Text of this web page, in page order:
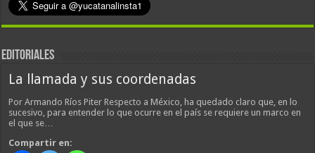
EDITORIALES
La llamada y sus coordenadas
Por Armando Ríos Piter Respecto a México, ha quedado claro que, en lo
sucesivo, para entender lo que ocurre en el país se requiere un marco en
el que se…
Compartir en: